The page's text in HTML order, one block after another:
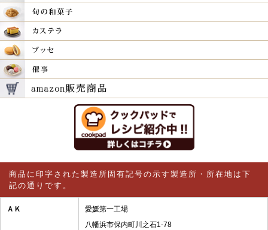
商品に印字された製造所固有記号の示す製造所・所在地は下
記の通りです。
ＡＫ
愛媛第一工場
八幡浜市保内町川之石1-78